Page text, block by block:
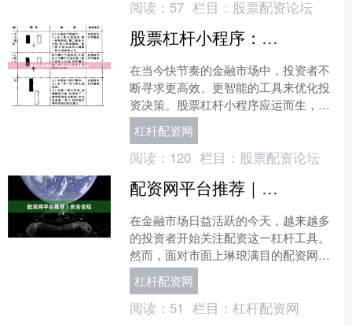
阅读： 57 栏目： 股票配资论坛
股票杠杆小程序：安全投资与智能策略工具
在当今快节奏的金融市场中，投资者不
断寻求更高效、更智能的工具来优化投
资决策。股票杠杆小程序应运而生，成
为连接投资者与市场的重要桥梁。这类
工具不仅提供杠杆交易功能....
杠杆配资网
阅读： 120 栏目： 股票配资论坛
配资网平台推荐｜安全合规
在金融市场日益活跃的今天，越来越多
的投资者开始关注配资这一杠杆工具。
然而，面对市面上琳琅满目的配资网平
台，如何挑选一个既安全又合规的平台
杠杆配资网，成为许多投资....
杠杆配资网
阅读： 51 栏目： 杠杆配资网